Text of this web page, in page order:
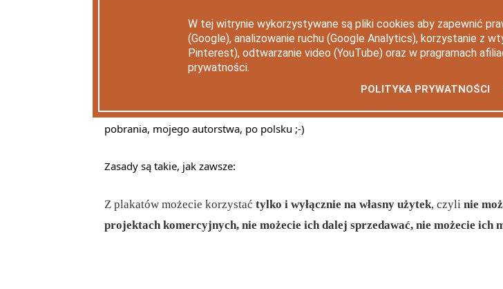
Sprzątanie i organizowanie można sobie umilić ładnymi pudełkami, ale też
plakatami. Mam dla Was 10 plakatów do pralni, w dwóch stylach, do
Zorganizuj Swój Dom
rzeczy, stąd tematyka - pranie. W sieci
ciekawych grafik, ale zdecydowana większość (a może wszystkie?) jest po
pobrania, mojego autorstwa, po polsku ;-)
Zasady są takie, jak zawsze:
Z plakatów możecie korzystać tylko i wyłącznie na własny użytek, czylinie
projektach komercyjnych, nie możecie ich dalej sprzedawać, nie możecie ich
W tej witrynie wykorzystywane są pliki cookies aby zapewnić
(Google), analizowanie ruchu (Google Analytics), korzystanie z
Pinterest), odtwarzanie video (YouTube) oraz w pragramach
prywatności.
POLITYKA PRYWATNOŚCI